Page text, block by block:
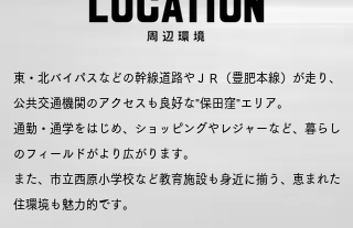
東・北バイパスなどの幹線道路やＪＲ（豊肥本線）が走り、
公共交通機関のアクセスも良好な"保田窪"エリア。
通勤・通学をはじめ、ショッピングやレジャーなど、暮らし
のフィールドがより広がります。
また、市立西原小学校など教育施設も身近に揃う、恵まれた
住環境も魅力的です。